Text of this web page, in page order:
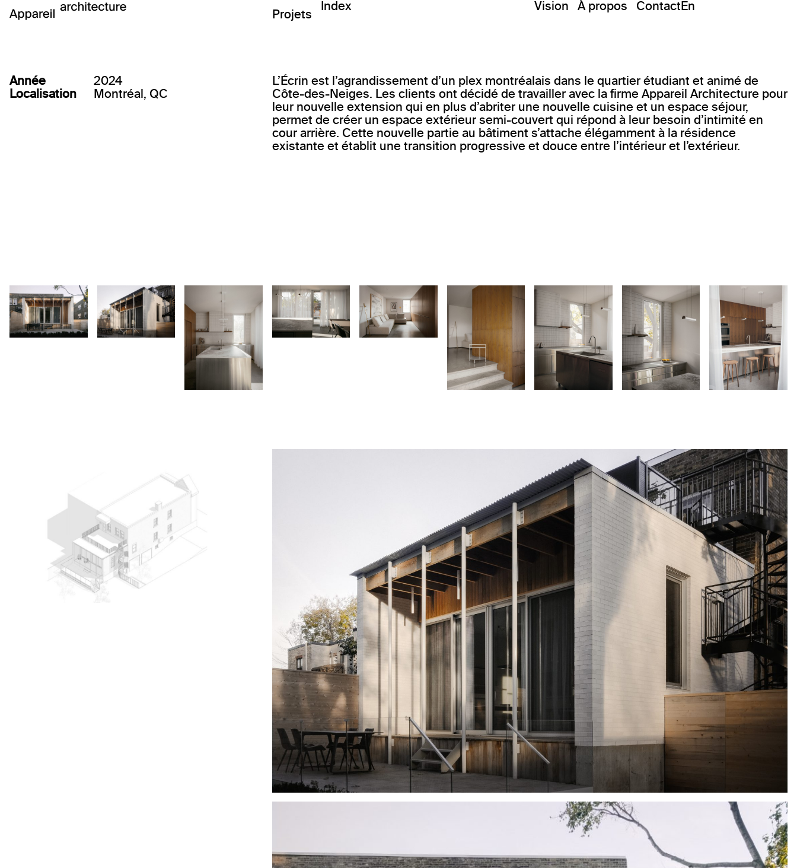
Projets
Index Vision À propos ContactEn
Année
2024
Localisation
Montréal, QC
L’Écrin est l’agrandissement d’un plex montréalais dans le quartier étudiant et animé de
Côte-des-Neiges. Les clients ont décidé de travailler avec la firme Appareil Architecture pour
leur nouvelle extension qui en plus d’abriter une nouvelle cuisine et un espace séjour,
permet de créer un espace extérieur semi-couvert qui répond à leur besoin d’intimité en
cour arrière. Cette nouvelle partie au bâtiment s’attache élégamment à la résidence
existante et établit une transition progressive et douce entre l’intérieur et l’extérieur.